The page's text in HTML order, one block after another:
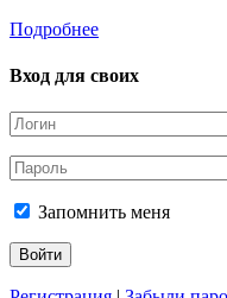
Подробнее
Вход для своих
Запомнить меня